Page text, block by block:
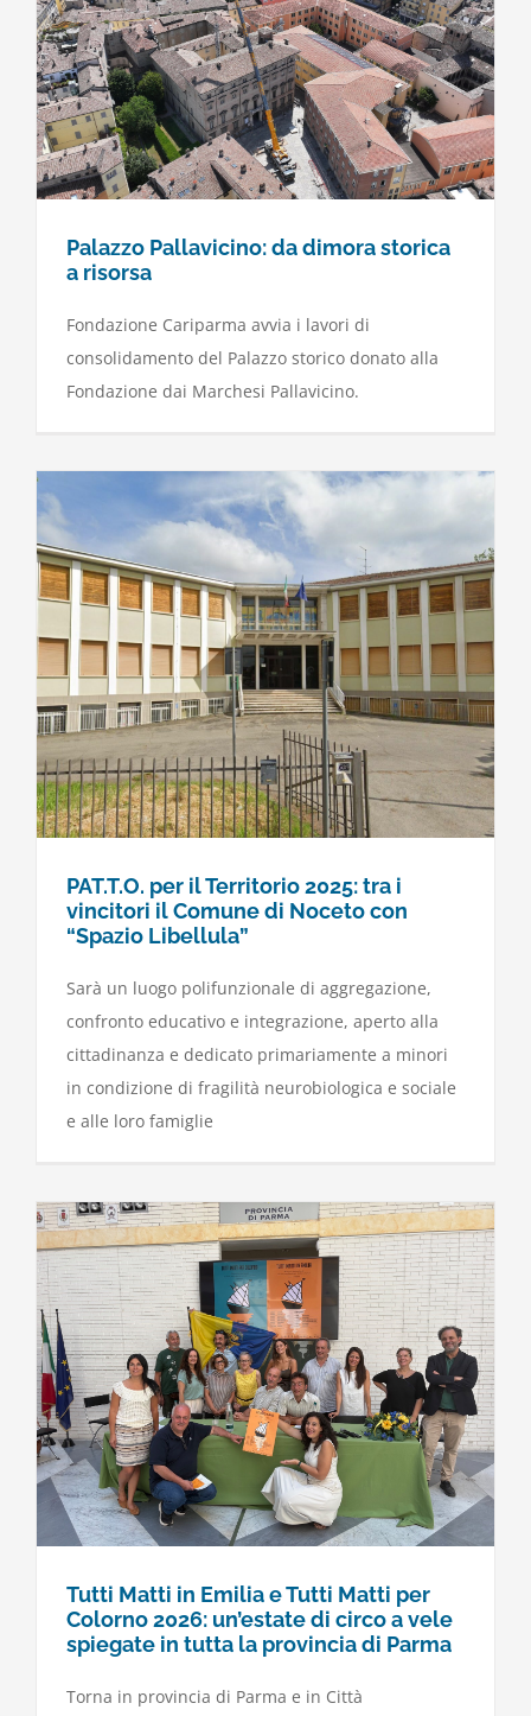
Palazzo Pallavicino: da dimora storica
a risorsa
Fondazione Cariparma avvia i lavori di
consolidamento del Palazzo storico donato alla
Fondazione dai Marchesi Pallavicino.
PAT.T.O. per il Territorio 2025: tra i
vincitori il Comune di Noceto con
“Spazio Libellula”
Sarà un luogo polifunzionale di aggregazione,
confronto educativo e integrazione, aperto alla
cittadinanza e dedicato primariamente a minori
in condizione di fragilità neurobiologica e sociale
e alle loro famiglie
Tutti Matti in Emilia e Tutti Matti per
Colorno 2026: un’estate di circo a vele
spiegate in tutta la provincia di Parma
Torna in provincia di Parma e in Città